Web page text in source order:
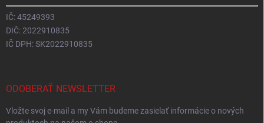
IČ: 45249393
DIČ: 2022910835
IČ DPH: SK2022910835
ODOBERAŤ NEWSLETTER
Vložte svoj e-mail a my Vám budeme zasielať informácie o nových